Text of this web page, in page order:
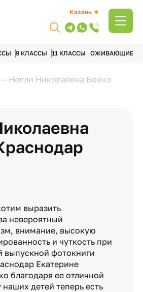
Казань
9 КЛАССЫ 11 КЛАССЫ ОЖИВАЮЩИЕ
— Нелли Николаевна Бойко
выразить
невероятный
внимание, высокую
и чуткость при
выпускной фотокниги
Екатерине
благодаря ее отличной
наших детей теперь есть